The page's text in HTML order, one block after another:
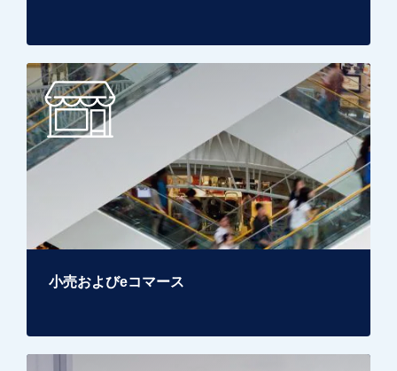
小売およびeコマース